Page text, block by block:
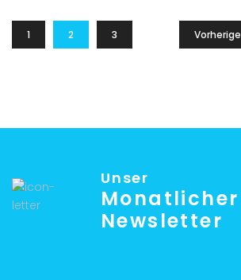
Vorherige
1 2 3
Unser
Monatlicher
Newsletter